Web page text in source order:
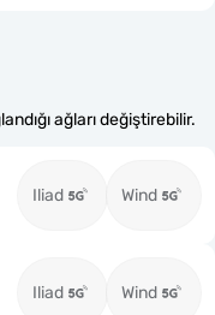
ağları değiştirebilir.
Iliad Wind
Iliad Wind